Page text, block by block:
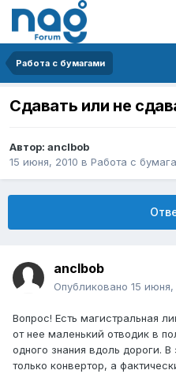
Работа с бумагами
Сдавать или не
Автор: anclbob
15 июня, 2010 в Работа с
anclbob
Опубликовано 15 июня,
Вопрос! Есть магистральная
от нее маленький отводик в
одного знания вдоль дороги.
только конвертор, а